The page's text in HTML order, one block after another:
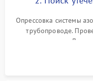
Опрессовка системы
трубопроводе.
течеискателем.
продувка